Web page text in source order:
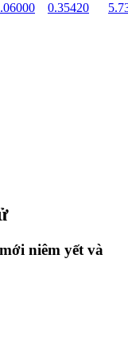
tử
0.35420
niêm yết và